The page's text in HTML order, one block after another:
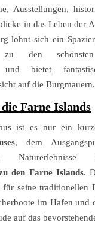
Ausstellungen,
in das Leben der
lohnt sich ein
den schönsten
und bietet
auf die Burgmauern.
die Farne Islands
ist es nur ein
, dem
den Farne Islands.
seine traditionellen
im Hafen und
auf das